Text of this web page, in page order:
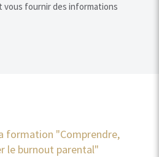
vous fournir des informations
formation "Comprendre,
le burnout parental"